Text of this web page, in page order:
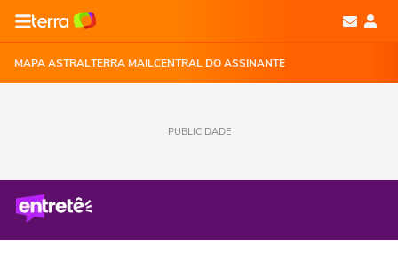
MAPA ASTRALTERRA MAILCENTRAL DO ASSINANTE
PUBLICIDADE